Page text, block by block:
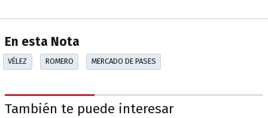
En esta Nota
VÉLEZ ROMERO MERCADO DE PASES
También te puede interesar